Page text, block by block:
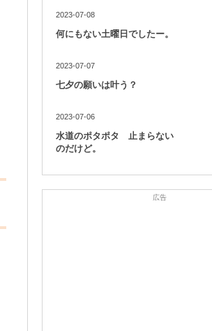
2023-07-08
何にもない土曜日でしたー。
2023-07-07
七夕の願いは叶う？
2023-07-06
水道のポタポタ 止まらない
のだけど。
広告